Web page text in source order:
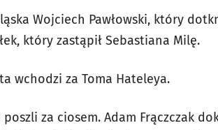
Wojciech Pawłowski, który
który zastąpił Sebastiana Milę.
wchodzi za Toma Hateleya.
poszli za ciosem. Adam Frączczak